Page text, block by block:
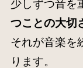
少しずつ音を
つことの大切
それが音楽を
ります。